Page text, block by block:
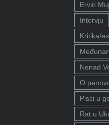
Ervin
Intervju
Kritika/
Nenad
O
Pisci u
Rat u